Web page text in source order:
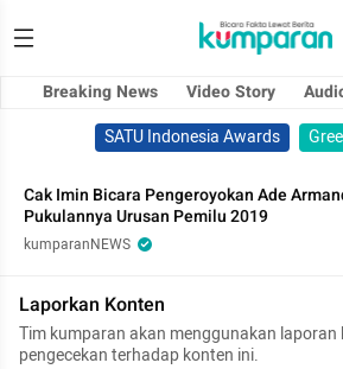
Breaking News Video Story
SATU Indonesia Awards
Cak Imin Bicara Pengeroyokan Ade
Pukulannya Urusan Pemilu 2019
kumparanNEWS
Laporkan Konten
Tim kumparan akan menggunakan
pengecekan terhadap konten ini.